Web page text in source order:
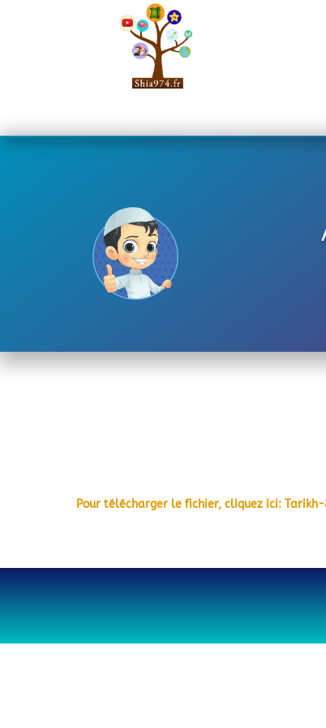
Pour télécharger le fichier, cliquez ici: